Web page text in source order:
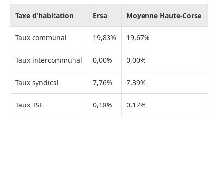
Taxe d'habitation Ersa Moyenne Haute-Corse
Taux communal 19,83% 19,67%
Taux intercommunal 0,00% 0,00%
Taux syndical 7,76% 7,39%
Taux TSE 0,18% 0,17%